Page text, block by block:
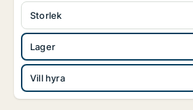
Lager
Vill hyra
Storlek